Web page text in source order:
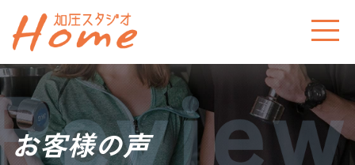
お客様の声